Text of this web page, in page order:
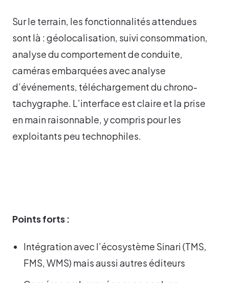
Sur le terrain, les fonctionnalités attendues
sont là : géolocalisation, suivi consommation,
analyse du comportement de conduite,
caméras embarquées avec analyse
d’événements, téléchargement du chrono-
tachygraphe. L’interface est claire et la prise
en main raisonnable, y compris pour les
exploitants peu technophiles.
Points forts :
Intégration avec l’écosystème Sinari (TMS,
FMS, WMS) mais aussi autres éditeurs